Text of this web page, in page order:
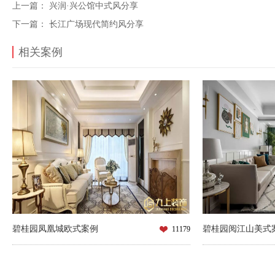
上一篇： 兴润·兴公馆中式风分享
下一篇： 长江广场现代简约风分享
相关案例
碧桂园凤凰城欧式案例 11179 碧桂园阅江山美式